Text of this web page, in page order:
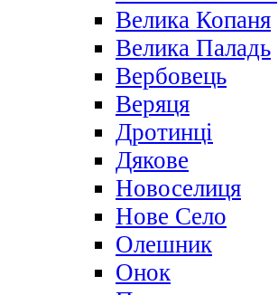
Велика Копаня
Велика Паладь
Вербовець
Веряця
Дротинці
Дякове
Новоселиця
Нове Село
Олешник
Онок